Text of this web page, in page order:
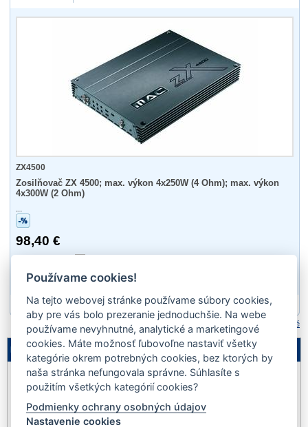
ZX4500
Zosilňovač ZX 4500; max. výkon 4x250W (4 Ohm); max. výkon
4x300W (2 Ohm)
...
98,40 €
Porovnať označené
Legenda
Akcia Výpredaj
Novinka Dopredaj
Používame cookies!
Na tejto webovej stránke používame súbory cookies,
aby pre vás bolo prezeranie jednoduchšie. Na webe
používame nevyhnutné, analytické a marketingové
cookies. Máte možnosť ľubovoľne nastaviť všetky
kategórie okrem potrebných cookies, bez ktorých by
naša stránka nefungovala správne. Súhlasíte s
použitím všetkých kategórií cookies?
Podmienky ochrany osobných údajov
Nastavenie cookies